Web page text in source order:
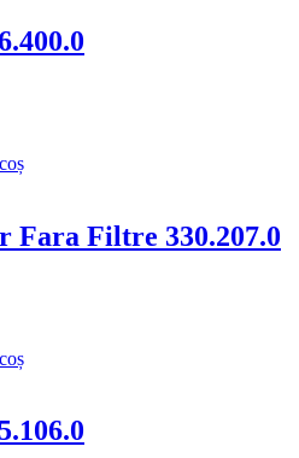
Fara Filtre 330.207.0